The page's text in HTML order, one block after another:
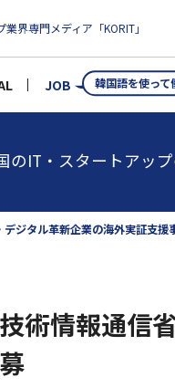
界専門メディア「KORIT」
JOB 韓国語を使って
のIT・スタートアッ
ジタル革新企業の海外実証支援
術情報通信